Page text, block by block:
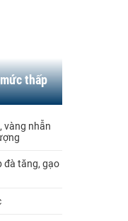
thấp
vàng nhẫn
đà tăng, gạo